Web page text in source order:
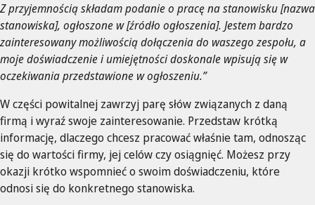
Z przyjemnością składam podanie o pracę na stanowisku [nazwa
stanowiska], ogłoszone w [źródło ogłoszenia]. Jestem bardzo
zainteresowany możliwością dołączenia do waszego zespołu, a
moje doświadczenie i umiejętności doskonale wpisują się w
oczekiwania przedstawione w ogłoszeniu.”
W części powitalnej zawrzyj parę słów związanych z daną
firmą i wyraź swoje zainteresowanie. Przedstaw krótką
informację, dlaczego chcesz pracować właśnie tam, odnosząc
się do wartości firmy, jej celów czy osiągnięć. Możesz przy
okazji krótko wspomnieć o swoim doświadczeniu, które
odnosi się do konkretnego stanowiska.